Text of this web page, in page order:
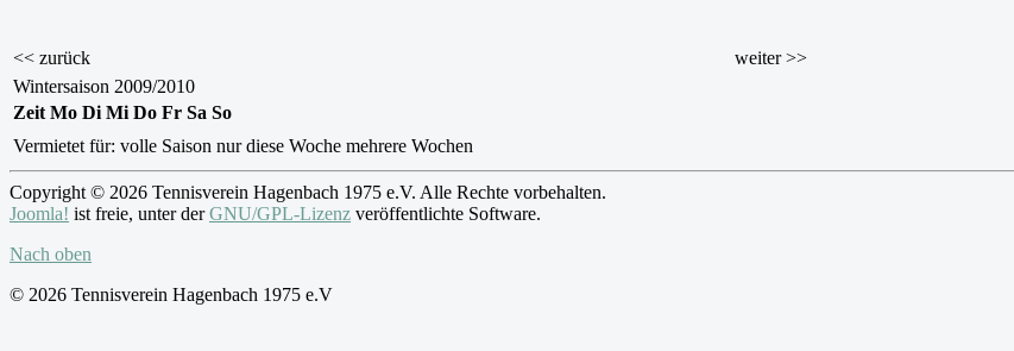
<< zurück
weiter >>
Wintersaison 2009/2010
Zeit Mo Di Mi Do Fr Sa So
Vermietet für: volle Saison nur diese Woche mehrere Wochen
Copyright © 2026 Tennisverein Hagenbach 1975 e.V. Alle Rechte vorbehalten.
Joomla! ist freie, unter derGNU/GPL-Lizenz veröffentlichte Software.
Nach oben
© 2026 Tennisverein Hagenbach 1975 e.V